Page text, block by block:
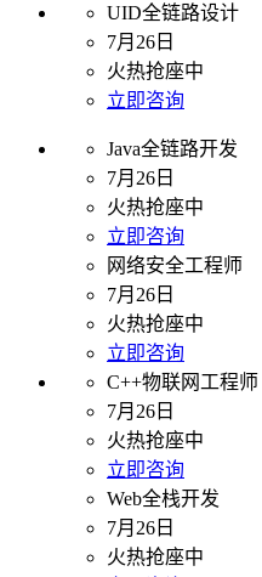
UID全链路设计
7月26日
火热抢座中
立即咨询
Java全链路开发
7月26日
火热抢座中
立即咨询
网络安全工程师
7月26日
火热抢座中
立即咨询
C++物联网工程师
7月26日
火热抢座中
立即咨询
Web全栈开发
7月26日
火热抢座中